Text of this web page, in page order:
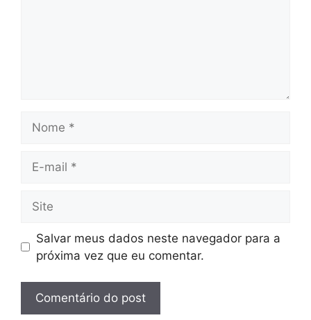
mail
Salvar meus dados neste navegador para a
próxima vez que eu comentar.